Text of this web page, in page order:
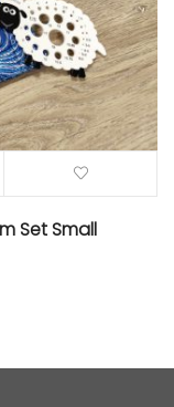
Set Small